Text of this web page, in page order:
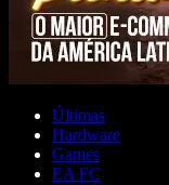
Últimas
Hardware
Games
EA FC